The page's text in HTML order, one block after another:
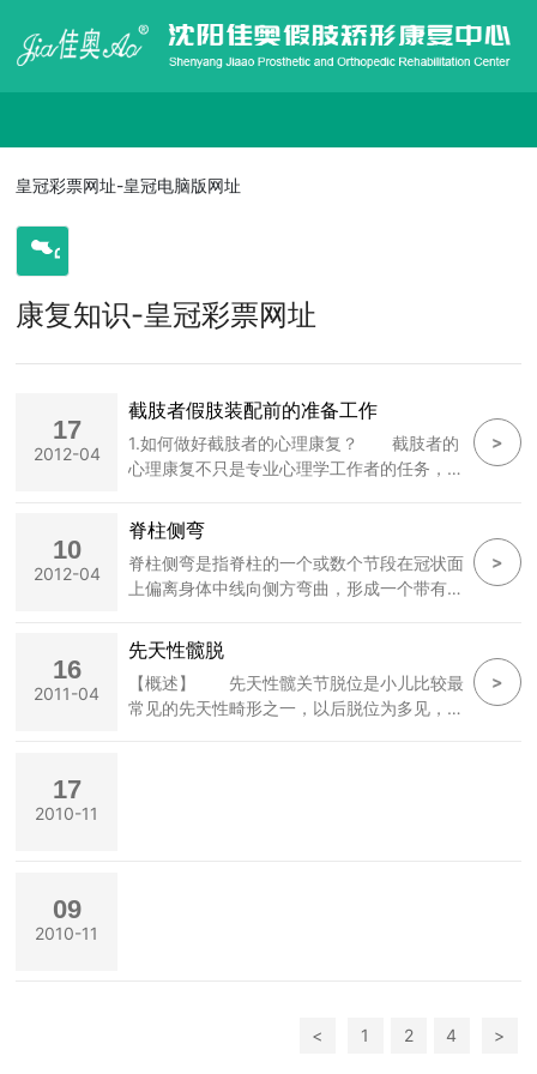
皇冠彩票网址-皇冠电脑版网址
走进佳奥
皇冠电脑版网址的产品展示
请你留言
皇冠彩票网址-皇冠电脑版网址
康复知识-皇冠彩票网址
17
2012-04
截肢者假肢装配前的准备工作
1.如何做好截肢者的心理康复？ 截肢者的
心理康复不只是专业心理学工作者的任务，而
作业治疗师、社会工作者、截肢者本人、单位
领导及其亲朋好友的共同任务。常用方法如
下： (1)尽早开始截肢者的心理康复工作：
这包括对截肢者心理状况(思想、情绪)的了
的想法，有哪些不合理的想法；通过仔细分析
>
10
2012-04
脊柱侧弯
脊柱侧弯是指脊柱的一个或数个节段在冠状面
上偏离身体中线向侧方弯曲，形成一个带有弧
面上后突或前突的增加或减少，同时还有肋骨
左右高低不等平、骨盆的旋转倾斜畸形和椎旁
的韧带和肌肉的异常，它是一种症状或x线体
征，可由多种疾病引起。脊柱侧凸通常发生于
>
16
2011-04
先天性髋脱
【概述】 先天性髋关节脱位是小儿比较最
常见的先天性畸形之一，以后脱位为多见，出
>
17
2010-11
09
2010-11
< 1 2 4 >